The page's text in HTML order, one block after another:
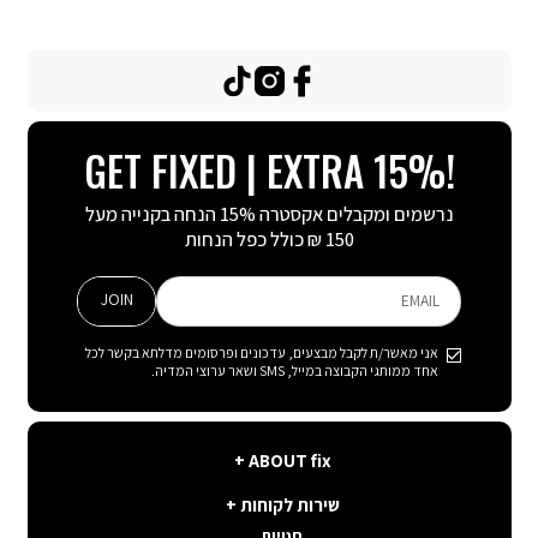
fix
ABOUT fix
קצת עלינו
תנאי שימוש באתר
לקוחות
שירות לקוחות
GET FIXED | EXTRA 15%!
נרשמים ומקבלים אקסטרה 15% הנחה בקנייה מעל
150 ₪ כולל כפל הנחות
EMAIL
אני מאשר/ת לקבל מבצעים, עדכונים ופרסומים מדלתא בקשר לכל
אחד ממותגי הקבוצה במייל, SMS ושאר ערוצי המדיה.
JOIN